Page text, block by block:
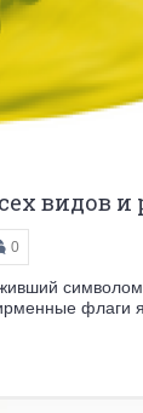
видов и
0
флаги